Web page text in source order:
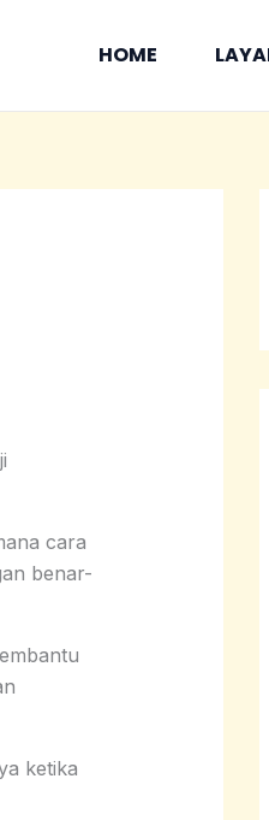
HOME
cara
benar-
ketika